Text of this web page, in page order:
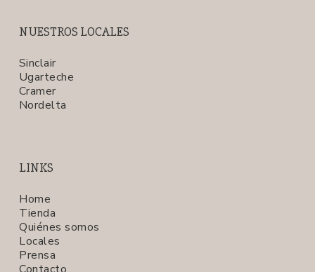
NUESTROS LOCALES
Sinclair
Ugarteche
Cramer
Nordelta
LINKS
Home
Tienda
Quiénes somos
Locales
Prensa